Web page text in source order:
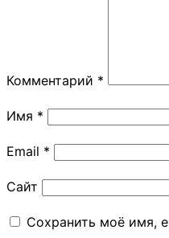
Комментарий *
Имя *
Email *
Сайт
Сохранить моё имя,